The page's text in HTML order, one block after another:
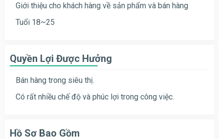
Giới thiệu cho khách hàng về sản phẩm và bán hàng
Tuổi 18~25
Quyền Lợi Được Hưởng
Bán hàng trong siêu thị.
Có rất nhiều chế độ và phúc lợi trong công việc.
Hồ Sơ Bao Gồm